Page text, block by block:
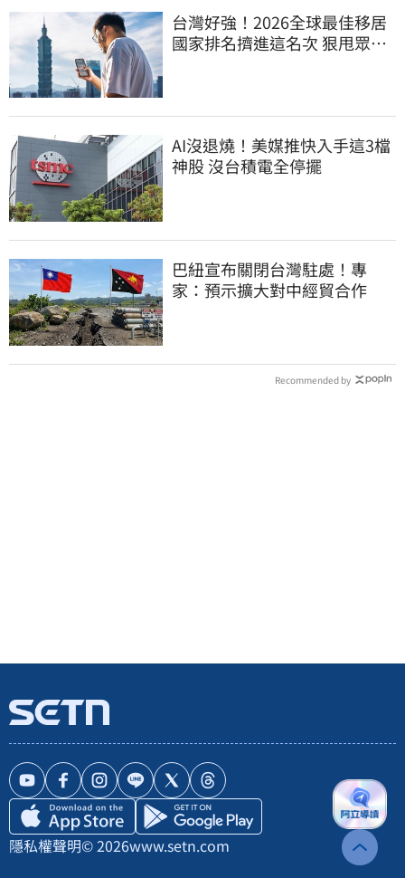
台灣好強！2026全球最佳移居
國家排名擠進這名次 狠甩眾多
AI沒退燒！美媒推快入手這3檔
神股 沒台積電全停擺
巴紐宣布關閉台灣駐處！專
家：預示擴大對中經貿合作
Recommended by
隱私權聲明© 2026www.setn.com